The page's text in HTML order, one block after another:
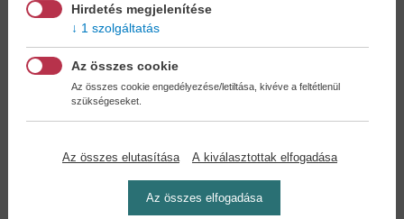
Ön is!
A legelőnyösebb postaköltséggel
Önnek semmiféle kötelezettsége a Családi
Hirdetés megjelenítése
1 szolgáltatás
Az összes cookie
Az összes cookie engedélyezése/letiltása, kivéve a feltétlenül
szükségeseket.
Az összes elutasítása A kiválasztottak elfogadása
Az összes elfogadása